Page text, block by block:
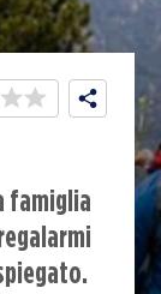
famiglia